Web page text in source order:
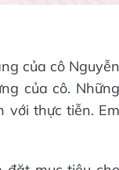
của cô Nguyễn
của cô. Những
với thực tiễn. Em